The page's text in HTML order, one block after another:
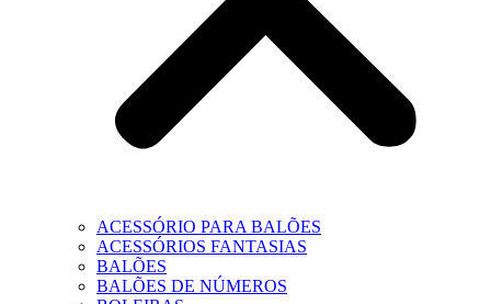
ACESSÓRIO PARA BALÕES
ACESSÓRIOS FANTASIAS
BALÕES
BALÕES DE NÚMEROS